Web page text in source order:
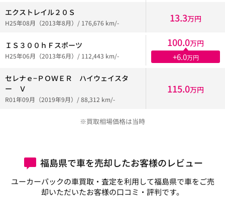
エクストレイル２０Ｓ
H25年08月（2013年8月）/ 176,676 km/- 13.3万円
ＩＳ３００ｈＦスポーツ
H25年06月（2013年6月）/ 112,443 km/-
100.0万円
+6.0万円
セレナｅ−ＰＯＷＥＲ ハイウェイスタ
ー Ｖ
R01年09月（2019年9月）/ 88,312 km/-
115.0万円
※買取相場価格は当時
福島県で車を売却したお客様のレビュー
ユーカーパックの車買取・査定を利用して福島県で車をご売
却いただいたお客様の口コミ・評判です。